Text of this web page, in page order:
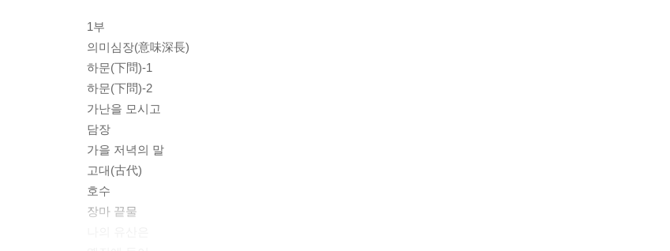
1부
의미심장(意味深長)
하문(下問)-1
하문(下問)-2
가난을 모시고
담장
가을 저녁의 말
고대(古代)
호수
장마 끝물